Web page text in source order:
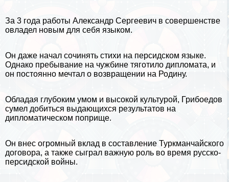
За 3 года работы Александр Сергеевич в совершенстве
овладел новым для себя языком.
Он даже начал сочинять стихи на персидском языке.
Однако пребывание на чужбине тяготило дипломата, и
он постоянно мечтал о возвращении на Родину.
Обладая глубоким умом и высокой культурой, Грибоедов
сумел добиться выдающихся результатов на
дипломатическом поприще.
Он внес огромный вклад в составление Туркманчайского
договора, а также сыграл важную роль во время русско-
персидской войны.